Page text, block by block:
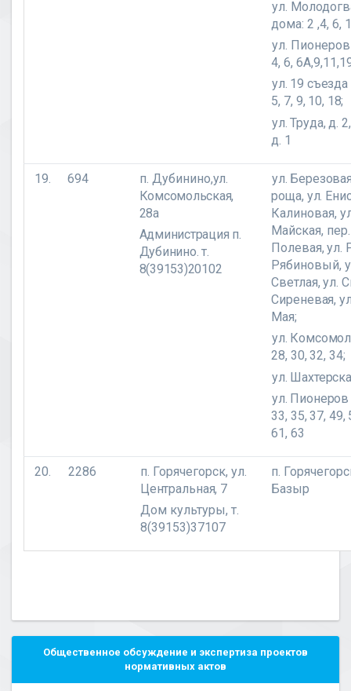
ул.
дома: 2 ,4, 6,
ул.
4, 6,
ул. 19
5, 7, 9, 10, 18;
ул. Труда, д.
д. 1
19. 694 п. Дубинино,ул.
Комсомольская,
28а
Администрация п.
Дубинино. т.
8(39153)20102
ул.
роща, ул.
Калиновая,
Майская,
Полевая, ул.
Рябиновый,
Светлая, ул.
Сиреневая,
Мая;
ул.
28, 30, 32, 34;
ул.
ул.
33, 35, 37, 49,
61, 63
20. 2286 п. Горячегорск, ул.
Центральная, 7
Дом культуры, т.
8(39153)37107
п.
Базыр
Общественное обсуждение и экспертиза проектов
нормативных актов